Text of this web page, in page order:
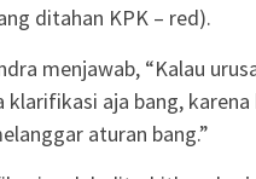
ditahan KPK – red).
menjawab, “Kalau
klarifikasi aja bang, karena
aturan bang.”